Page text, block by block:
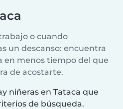
o cuando
un descanso: encuentra
en menos tiempo del que
de acostarte.
niñeras en Tataca que
de búsqueda.